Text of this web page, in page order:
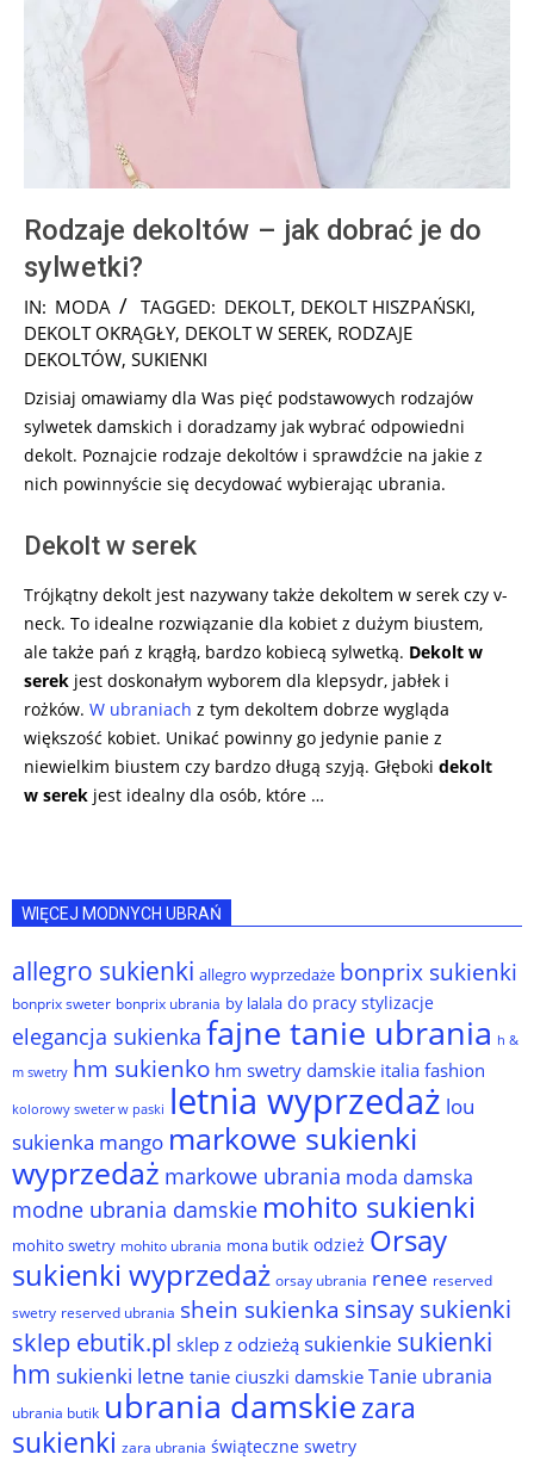
Rodzaje dekoltów – jak dobrać je do
sylwetki?
2024-
11-
07
IN: MODA TAGGED: DEKOLT, DEKOLT HISZPAŃSKI,
DEKOLT OKRĄGŁY, DEKOLT W SEREK, RODZAJE
DEKOLTÓW, SUKIENKI
Dzisiaj omawiamy dla Was pięć podstawowych rodzajów
sylwetek damskich i doradzamy jak wybrać odpowiedni
dekolt. Poznajcie rodzaje dekoltów i sprawdźcie na jakie z
nich powinnyście się decydować wybierając ubrania.
Dekolt w serek
Trójkątny dekolt jest nazywany także dekoltem w serek czy v-
neck. To idealne rozwiązanie dla kobiet z dużym biustem,
ale także pań z krągłą, bardzo kobiecą sylwetką. Dekolt w
serek jest doskonałym wyborem dla klepsydr, jabłek i
rożków. W ubraniach z tym dekoltem dobrze wygląda
większość kobiet. Unikać powinny go jedynie panie z
niewielkim biustem czy bardzo długą szyją. Głęboki dekolt
w serek jest idealny dla osób, które …
WIĘCEJ MODNYCH UBRAŃ
allegro sukienki allegro wyprzedaże bonprix sukienki
bonprix sweter bonprix ubrania by lalala do pracy stylizacje
elegancja sukienka fajne tanie ubrania h &
m swetry hm sukienko hm swetry damskie italia fashion
kolorowy sweter w paski letnia wyprzedaż lou
sukienka mango markowe sukienki
wyprzedaż markowe ubrania moda damska
modne ubrania damskie mohito sukienki
mohito swetry mohito ubrania mona butik odzież Orsay
sukienki wyprzedaż orsay ubrania renee reserved
swetry reserved ubrania shein sukienka sinsay sukienki
sklep ebutik.pl sklep z odzieżą sukienkie sukienki
hm sukienki letne tanie ciuszki damskie Tanie ubrania
ubrania butik ubrania damskiezara
sukienki zara ubrania świąteczne swetry